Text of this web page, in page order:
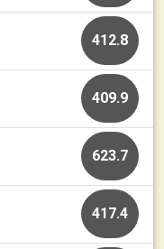
412.8
409.9
623.7
417.4